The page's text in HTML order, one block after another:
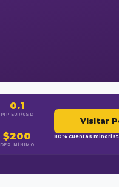
0.1
PIP EUR/USD
$200
DEP. MÍNIMO
Visitar
80% cuentas